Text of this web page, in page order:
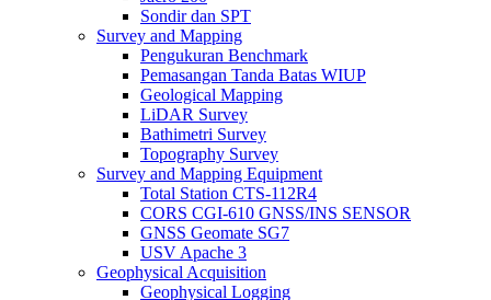
Sondir dan SPT
Survey and Mapping
Pengukuran Benchmark
Pemasangan Tanda Batas WIUP
Geological Mapping
LiDAR Survey
Bathimetri Survey
Topography Survey
Survey and Mapping Equipment
Total Station CTS-112R4
CORS CGI-610 GNSS/INS SENSOR
GNSS Geomate SG7
USV Apache 3
Geophysical Acquisition
Geophysical Logging